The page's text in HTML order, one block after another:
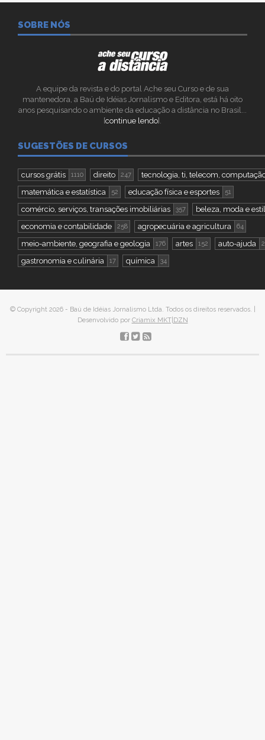
SOBRE NÓS
A equipe da revista e do portal Ache seu Curso e de sua
mantenedora, a Baú de Idéias Jornalismo e Editora, está há oito
anos pesquisando o ambiente da educação a distância no Brasil...
[continue lendo].
SUGESTÕES DE CURSOS
cursos grátis 1110 direito 247
tecnologia, ti, telecom,
matemática e estatística
52 educação física e esportes 51
comércio, serviços, transações imobiliárias 357
beleza, moda e
economia e contabilidade
258 agropecuária e agricultura 64
meio-ambiente, geografia e geologia 176 artes 152 auto-ajuda
gastronomia e culinária 17 química 34
© Copyright 2026 - Baú de Idéias Jornalismo Ltda. Todos os direitos reservados. |
Desenvolvido por Criamix MKT|DZN